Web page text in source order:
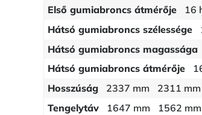
Első gumiabroncs átmérője 16
Hátsó gumiabroncs szélessége
Hátsó gumiabroncs magassága
Hátsó gumiabroncs átmérője
Hosszúság
2337 mm
2311 mm
Tengelytáv
1647 mm
1562 mm